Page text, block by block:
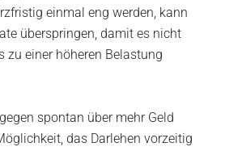
einmal eng werden, kann
überspringen, damit es nicht
zu einer höheren Belastung
spontan über mehr Geld
das Darlehen vorzeitig